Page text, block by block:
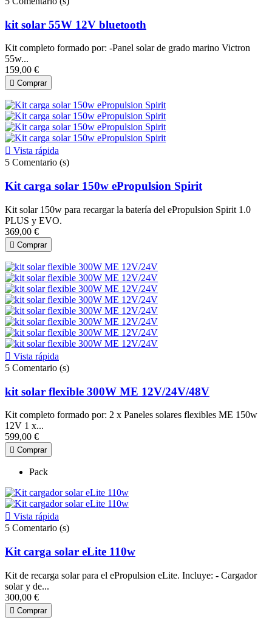
kit solar 55W 12V bluetooth
Kit completo formado por: -Panel solar de grado marino Victron
55w...
159,00 €
 Comprar
 Vista rápida
5 Comentario (s)
Kit carga solar 150w ePropulsion Spirit
Kit solar 150w para recargar la batería del ePropulsion Spirit 1.0
PLUS y EVO.
369,00 €
 Comprar
 Vista rápida
5 Comentario (s)
kit solar flexible 300W ME 12V/24V/48V
Kit completo formado por: 2 x Paneles solares flexibles ME 150w
12V 1 x...
599,00 €
 Comprar
Pack
 Vista rápida
5 Comentario (s)
Kit carga solar eLite 110w
Kit de recarga solar para el ePropulsion eLite. Incluye: - Cargador
solar y de...
300,00 €
 Comprar